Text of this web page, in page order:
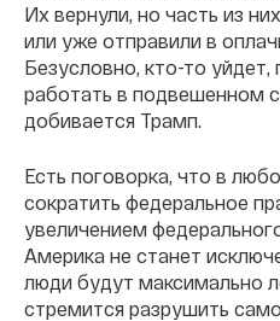
Их вернули, но часть из
или уже отправили в
Безусловно, кто-то
работать в подвешенном
добивается Трамп.
Есть поговорка, что в
сократить федеральное
увеличением
Америка не станет
люди будут максимально
стремится разрушить